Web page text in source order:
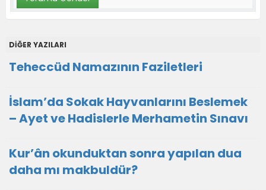
DİĞER YAZILARI
Teheccüd Namazının Faziletleri
İslam’da Sokak Hayvanlarını Beslemek
– Ayet ve Hadislerle Merhametin Sınavı
Kur’ân okunduktan sonra yapılan dua
daha mı makbuldür?